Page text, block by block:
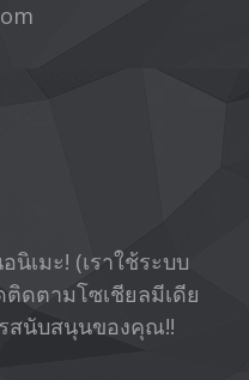
นิเมะ! (เราใช้ระบบ
ดตามโซเชียลมีเดีย
สนับสนุนของคุณ!!